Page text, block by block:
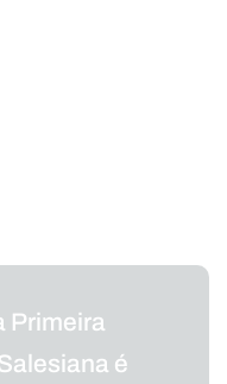
Primeira
é